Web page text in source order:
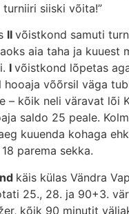
siiski võita!”
II võistkond samuti
aia taha ja kuuest
I võistkond lõpetas
hooaja võõrsil väga
– kõik neli väravat lõi
saldo 25 peale.
kuuenda kohaga
parema sekka.
käis külas Vändra
25., 28. ja 90+3.
kõik 90 minutit